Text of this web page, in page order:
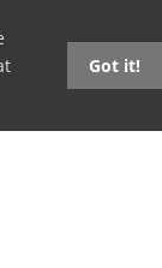
Got it!